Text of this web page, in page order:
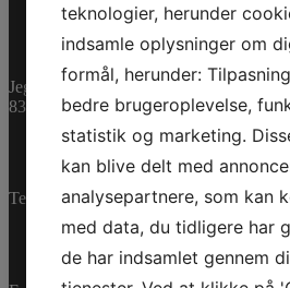
Jegstrupvej 280
8361 Hasselager
Telefon:+45 70 200 600
teknologier, herunder
indsamle oplysninger om
formål, herunder:
bedre brugeroplevelse,
statistik og marketing.
kan blive delt med
analysepartnere, som kan
med data, du tidligere har
de har indsamlet gennem